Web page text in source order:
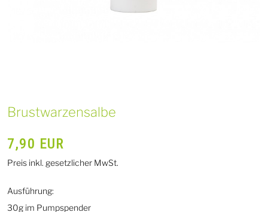
Brustwarzensalbe
7,90 EUR
Preis inkl. gesetzlicher MwSt.
Ausführung:
30g im Pumpspender